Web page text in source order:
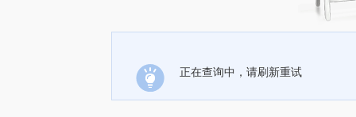
正在查询中，请刷新重试